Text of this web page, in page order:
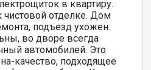
в квартиру.
отделке. Дом
подъезд ухожен.
во дворе всегда
автомобилей. Это
качество, подходящее